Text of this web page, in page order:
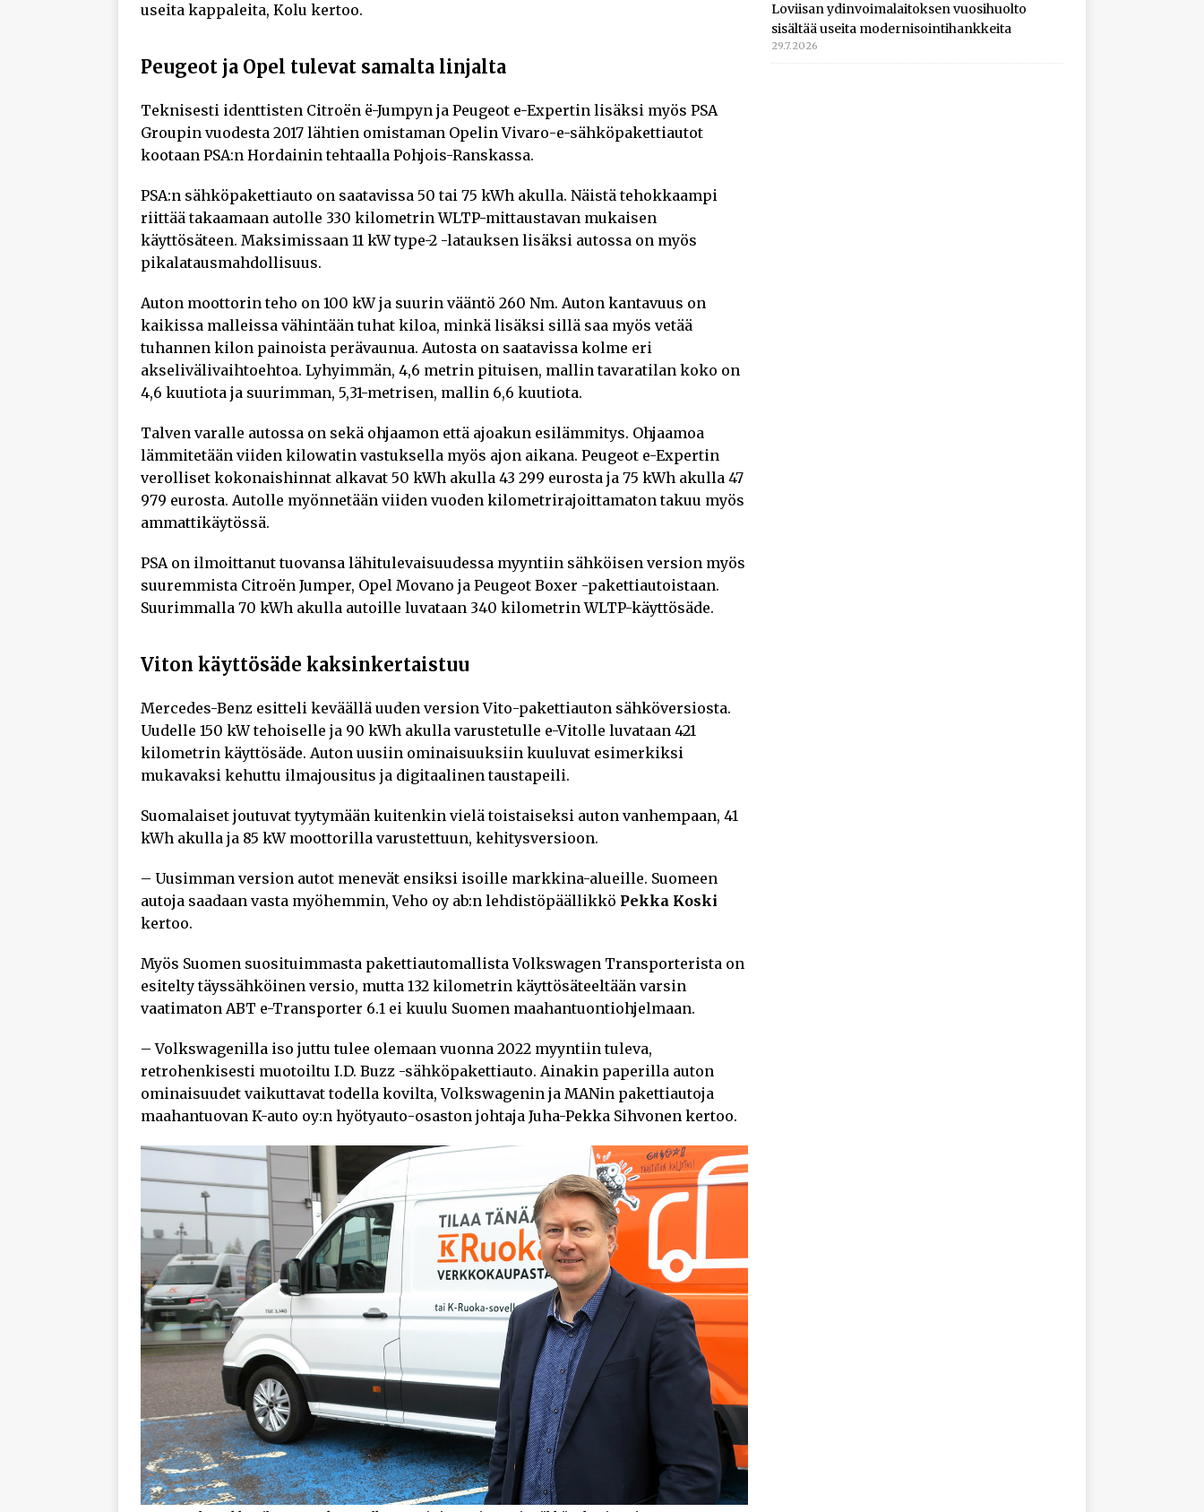
useita kappaleita, Kolu kertoo.
Peugeot ja Opel tulevat samalta linjalta
Teknisesti identtisten Citroën ë-Jumpyn ja Peugeot e-Expertin lisäksi myös PSA
Groupin vuodesta 2017 lähtien omistaman Opelin Vivaro-e-sähköpakettiautot
kootaan PSA:n Hordainin tehtaalla Pohjois-Ranskassa.
PSA:n sähköpakettiauto on saatavissa 50 tai 75 kWh akulla. Näistä tehokkaampi
riittää takaamaan autolle 330 kilometrin WLTP-mittaustavan mukaisen
käyttösäteen. Maksimissaan 11 kW type-2 -latauksen lisäksi autossa on myös
pikalatausmahdollisuus.
Auton moottorin teho on 100 kW ja suurin vääntö 260 Nm. Auton kantavuus on
kaikissa malleissa vähintään tuhat kiloa, minkä lisäksi sillä saa myös vetää
tuhannen kilon painoista perävaunua. Autosta on saatavissa kolme eri
akselivälivaihtoehtoa. Lyhyimmän, 4,6 metrin pituisen, mallin tavaratilan koko on
4,6 kuutiota ja suurimman, 5,31-metrisen, mallin 6,6 kuutiota.
Talven varalle autossa on sekä ohjaamon että ajoakun esilämmitys. Ohjaamoa
lämmitetään viiden kilowatin vastuksella myös ajon aikana. Peugeot e-Expertin
verolliset kokonaishinnat alkavat 50 kWh akulla 43 299 eurosta ja 75 kWh akulla 47
979 eurosta. Autolle myönnetään viiden vuoden kilometrirajoittamaton takuu myös
ammattikäytössä.
PSA on ilmoittanut tuovansa lähitulevaisuudessa myyntiin sähköisen version myös
suuremmista Citroën Jumper, Opel Movano ja Peugeot Boxer -pakettiautoistaan.
Suurimmalla 70 kWh akulla autoille luvataan 340 kilometrin WLTP-käyttösäde.
Viton käyttösäde kaksinkertaistuu
Mercedes-Benz esitteli keväällä uuden version Vito-pakettiauton sähköversiosta.
Uudelle 150 kW tehoiselle ja 90 kWh akulla varustetulle e-Vitolle luvataan 421
kilometrin käyttösäde. Auton uusiin ominaisuuksiin kuuluvat esimerkiksi
mukavaksi kehuttu ilmajousitus ja digitaalinen taustapeili.
Suomalaiset joutuvat tyytymään kuitenkin vielä toistaiseksi auton vanhempaan, 41
kWh akulla ja 85 kW moottorilla varustettuun, kehitysversioon.
– Uusimman version autot menevät ensiksi isoille markkina-alueille. Suomeen
autoja saadaan vasta myöhemmin, Veho oy ab:n lehdistöpäällikkö Pekka Koski
kertoo.
Myös Suomen suosituimmasta pakettiautomallista Volkswagen Transporterista on
esitelty täyssähköinen versio, mutta 132 kilometrin käyttösäteeltään varsin
vaatimaton ABT e-Transporter 6.1 ei kuulu Suomen maahantuontiohjelmaan.
– Volkswagenilla iso juttu tulee olemaan vuonna 2022 myyntiin tuleva,
retrohenkisesti muotoiltu I.D. Buzz -sähköpakettiauto. Ainakin paperilla auton
ominaisuudet vaikuttavat todella kovilta, Volkswagenin ja MANin pakettiautoja
maahantuovan K-auto oy:n hyötyauto-osaston johtaja Juha-Pekka Sihvonen kertoo.
Loviisan ydinvoimalaitoksen vuosihuolto
sisältää useita modernisointihankkeita
29.7.2026